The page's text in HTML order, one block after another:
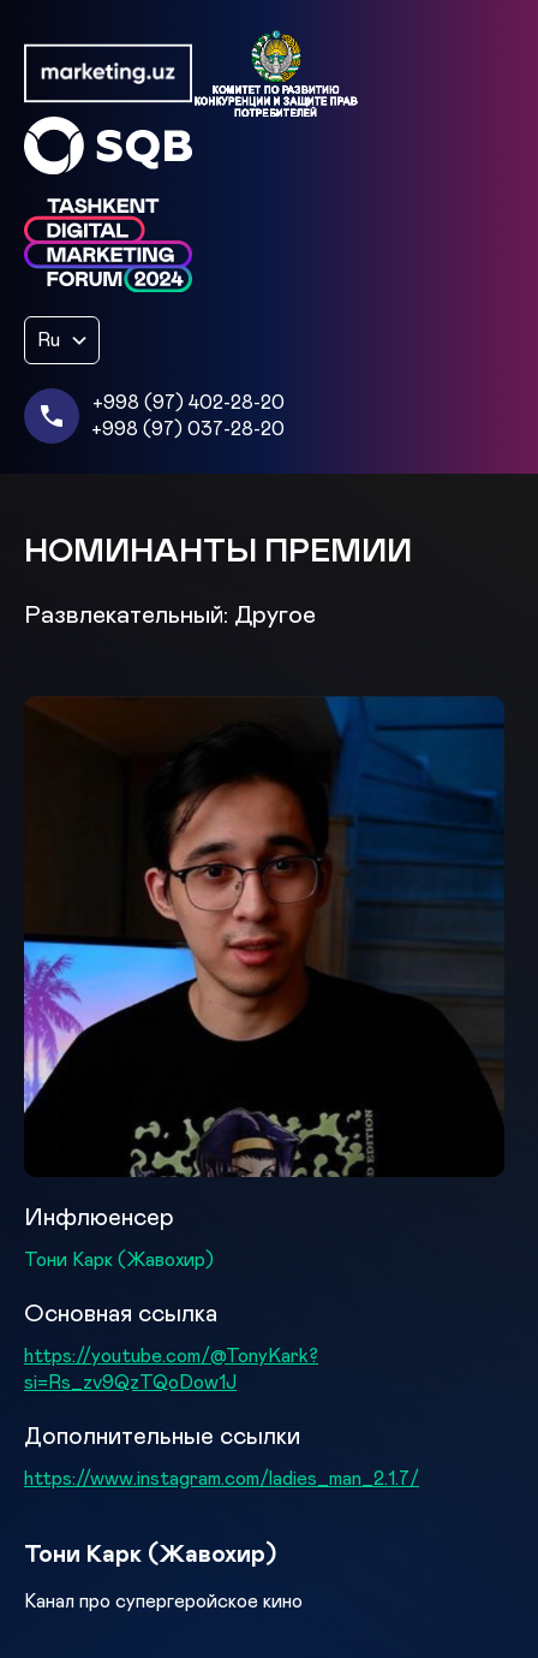
Ru
+998 (97) 402-28-20
+998 (97) 037-28-20
НОМИНАНТЫ ПРЕМИИ
Развлекательный: Другое
Инфлюенсер
Тони Карк (Жавохир)
Основная ссылка
https://youtube.com/@TonyKark?
si=Rs_zv9QzTQoDow1J
Дополнительные ссылки
https://www.instagram.com/ladies_man_2.1.7/
Тони Карк (Жавохир)
Канал про супергеройское кино